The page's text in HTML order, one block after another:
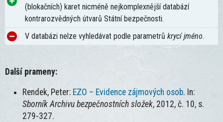
(blokačních) karet nicméně nejkomplexnější databází
kontrarozvědných útvarů Státní bezpečnosti.
V databázi nelze vyhledávat podle parametrů krycí jméno.
Další prameny:
Rendek, Peter: EZO – Evidence zájmových osob. In:
Sborník Archivu bezpečnostních složek, 2012, č. 10, s.
279-327.